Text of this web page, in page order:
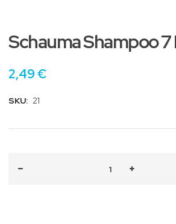
Schauma Shampoo
2,49 €
SKU: 21